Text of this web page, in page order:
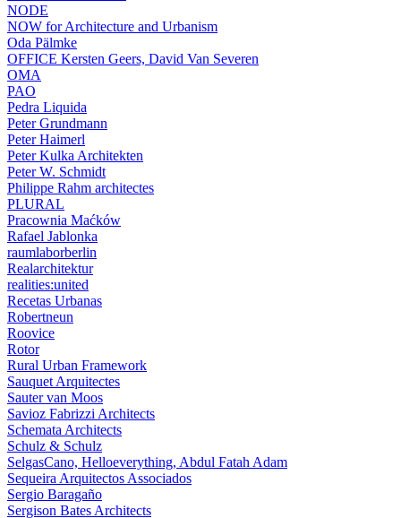
NODE
NOW for Architecture and Urbanism
Oda Pälmke
OFFICE Kersten Geers, David Van Severen
OMA
PAO
Pedra Liquida
Peter Grundmann
Peter Haimerl
Peter Kulka Architekten
Peter W. Schmidt
Philippe Rahm architectes
PLURAL
Pracownia Maćków
Rafael Jablonka
raumlaborberlin
Realarchitektur
realities:united
Recetas Urbanas
Robertneun
Roovice
Rotor
Rural Urban Framework
Sauquet Arquitectes
Sauter van Moos
Savioz Fabrizzi Architects
Schemata Architects
Schulz & Schulz
SelgasCano, Helloeverything, Abdul Fatah Adam
Sequeira Arquitectos Associados
Sergio Baragaño
Sergison Bates Architects